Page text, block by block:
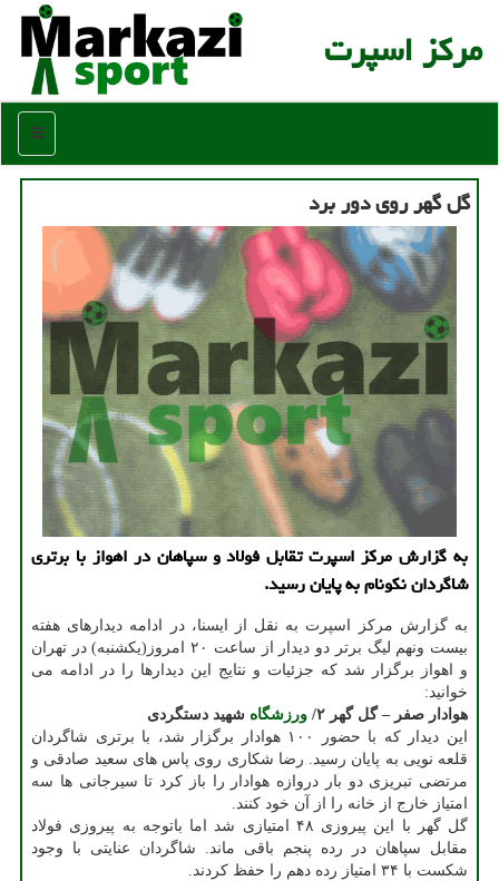
مركز اسپرت
منو
گل گهر روی دور برد
به گزارش مرکز اسپرت تقابل فولاد و سپاهان در اهواز با برتری
شاگردان نکونام به پایان رسید.
به گزارش مرکز اسپرت به نقل از ایسنا، در ادامه دیدارهای هفته
بیست ونهم لیگ برتر دو دیدار از ساعت ۲۰ امروز(یکشنبه) در تهران
و اهواز برگزار شد که جزئیات و نتایج این دیدارها را در ادامه می
خوانید:
هوادار صفر – گل گهر ۲/
ورزشگاه شهید دستگردی
این دیدار که با حضور ۱۰۰ هوادار برگزار شد، با برتری شاگردان
قلعه نویی به پایان رسید. رضا شکاری روی پاس های سعید صادقی و
مرتضی تبریزی دو بار دروازه هوادار را باز کرد تا سیرجانی ها سه
امتیاز خارج از خانه را از آن خود کنند.
گل گهر با این پیروزی ۴۸ امتیازی شد اما باتوجه به پیروزی فولاد
مقابل سپاهان در رده پنجم باقی ماند. شاگردان عنایتی با وجود
شکست با ۳۴ امتیاز رده دهم را حفظ کردند.